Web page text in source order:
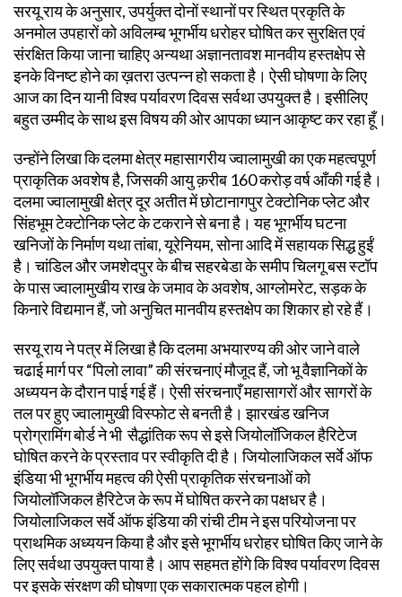
सरयू राय के अनुसार, उपर्युक्त दोनों स्थानों पर स्थित प्रकृति के
अनमोल उपहारों को अविलम्ब भूगर्भीय धरोहर घोषित कर सुरक्षित एवं
संरक्षित किया जाना चाहिए अन्यथा अज्ञानतावश मानवीय हस्तक्षेप से
इनके विनष्ट होने का ख़तरा उत्पन्न हो सकता है। ऐसी घोषणा के लिए
आज का दिन यानी विश्व पर्यावरण दिवस सर्वथा उपयुक्त है। इसीलिए
बहुत उम्मीद के साथ इस विषय की ओर आपका ध्यान आकृष्ट कर रहा हूँ।
उन्होंने लिखा कि दलमा क्षेत्र महासागरीय ज्वालामुखी का एक महत्वपूर्ण
प्राकृतिक अवशेष है, जिसकी आयु क़रीब 160 करोड़ वर्ष आँकी गई है।
दलमा ज्वालामुखी क्षेत्र दूर अतीत में छोटानागपुर टेक्टोनिक प्लेट और
सिंहभूम टेक्टोनिक प्लेट के टकराने से बना है। यह भूगर्भीय घटना
खनिजों के निर्माण यथा तांबा, यूरेनियम, सोना आदि में सहायक सिद्ध हुईं
है। चांडिल और जमशेदपुर के बीच सहरबेडा के समीप चिलगू बस स्टॉप
के पास ज्वालामुखीय राख के जमाव के अवशेष, आग्लोमरेट, सड़क के
किनारे विद्यमान हैं, जो अनुचित मानवीय हस्तक्षेप का शिकार हो रहे हैं।
सरयू राय ने पत्र में लिखा है कि दलमा अभयारण्य की ओर जाने वाले
चढाई मार्ग पर “पिलो लावा” की संरचनाएं मौजूद हैं, जो भू वैज्ञानिकों के
अध्ययन के दौरान पाई गई हैं। ऐसी संरचनाएँ महासागरों और सागरों के
तल पर हुए ज्वालामुखी विस्फोट से बनती है। झारखंड खनिज
प्रोग्रामिंग बोर्ड ने भी सैद्धांतिक रूप से इसे जियोलॉजिकल हैरिटेज
घोषित करने के प्रस्ताव पर स्वीकृति दी है। जियोलाजिकल सर्वे ऑफ
इंडिया भी भूगर्भीय महत्व की ऐसी प्राकृतिक संरचनाओं को
जियोलॉजिकल हैरिटेज के रूप में घोषित करने का पक्षधर है।
जियोलाजिकल सर्वे ऑफ इंडिया की रांची टीम ने इस परियोजना पर
प्राथमिक अध्ययन किया है और इसे भूगर्भीय धरोहर घोषित किए जाने के
लिए सर्वथा उपयुक्त पाया है। आप सहमत होंगे कि विश्व पर्यावरण दिवस
पर इसके संरक्षण की घोषणा एक सकारात्मक पहल होगी।